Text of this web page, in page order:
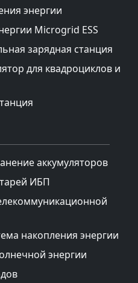
энергии
Microgrid ESS
зарядная станция
для квадроциклов и
аккумуляторов
ИБП
накопления энергии
энергии